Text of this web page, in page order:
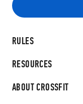
RULES
RESOURCES
ABOUT CROSSFIT